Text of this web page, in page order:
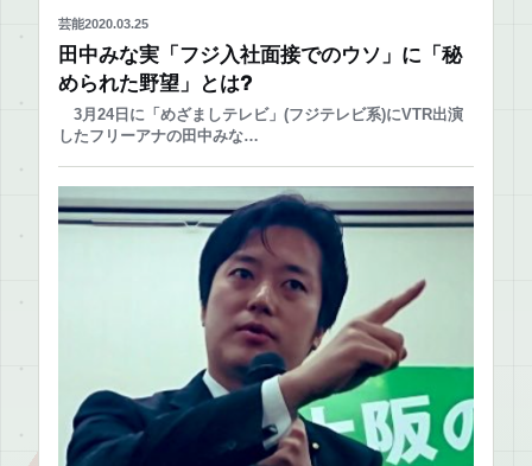
芸能2020.03.25
田中みな実「フジ入社面接でのウソ」に「秘
められた野望」とは?
3月24日に「めざましテレビ」(フジテレビ系)にVTR出演
したフリーアナの田中みな…